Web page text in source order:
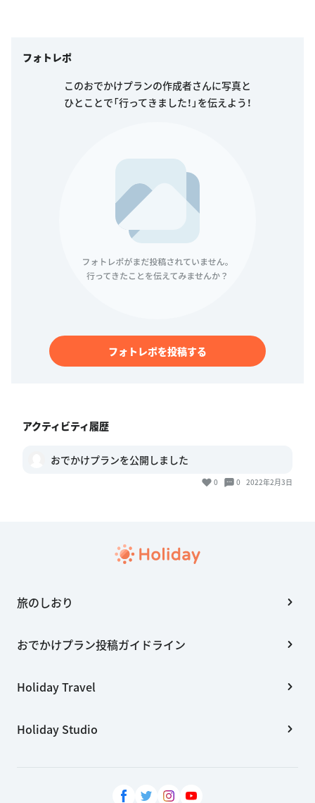
フォトレポ
このおでかけプランの作成者さんに写真と
ひとことで「行ってきました！」を伝えよう！
フォトレポを投稿する
アクティビティ履歴
おでかけプランを公開しました
0 0 2022年2月3日
旅のしおり
おでかけプラン投稿ガイドライン
Holiday Travel
Holiday Studio